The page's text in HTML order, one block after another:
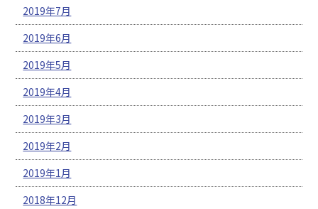
2019年7月
2019年6月
2019年5月
2019年4月
2019年3月
2019年2月
2019年1月
2018年12月